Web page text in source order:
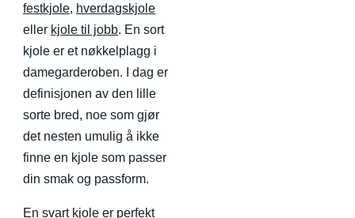
festkjole, hverdagskjole
eller kjole til jobb. En sort
kjole er et nøkkelplagg i
damegarderoben. I dag er
definisjonen av den lille
sorte bred, noe som gjør
det nesten umulig å ikke
finne en kjole som passer
din smak og passform.
En svart kjole er perfekt